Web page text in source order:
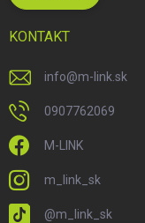
KONTAKT
info@m-link.sk
0907762069
M-LINK
m_link_sk
@m_link_sk